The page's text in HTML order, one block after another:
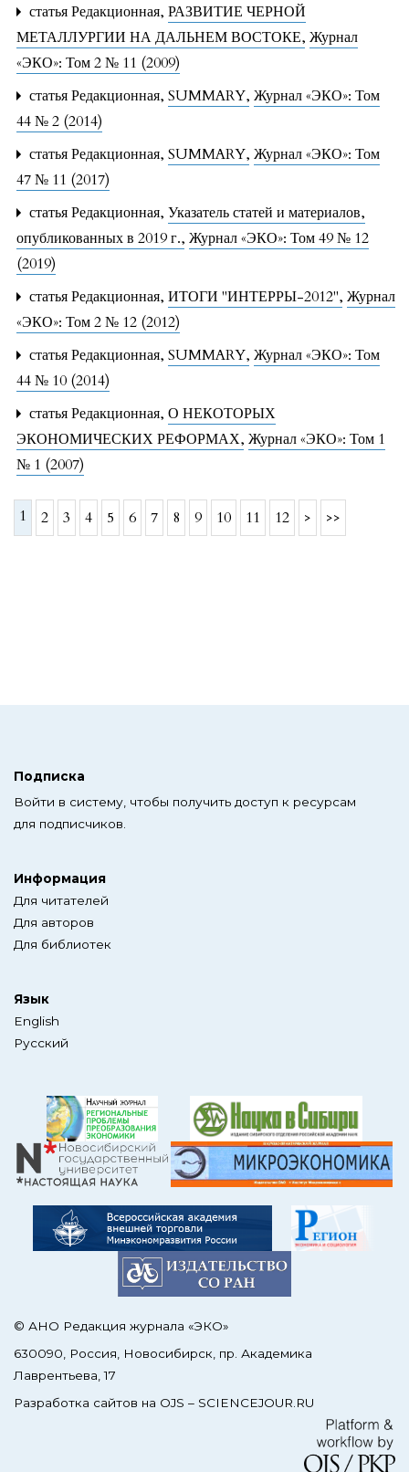
статья Редакционная, РАЗВИТИЕ ЧЕРНОЙ
МЕТАЛЛУРГИИ НА ДАЛЬНЕМ ВОСТОКЕ, Журнал
«ЭКО»: Том 2 № 11 (2009)
статья Редакционная, SUMMARY, Журнал «ЭКО»: Том
44 № 2 (2014)
статья Редакционная, SUMMARY, Журнал «ЭКО»: Том
47 № 11 (2017)
статья Редакционная, Указатель статей и материалов,
опубликованных в 2019 г., Журнал «ЭКО»: Том 49 № 12
(2019)
статья Редакционная, ИТОГИ "ИНТЕРРЫ-2012", Журнал
«ЭКО»: Том 2 № 12 (2012)
статья Редакционная, SUMMARY, Журнал «ЭКО»: Том
44 № 10 (2014)
статья Редакционная, О НЕКОТОРЫХ
ЭКОНОМИЧЕСКИХ РЕФОРМАХ, Журнал «ЭКО»: Том 1
№ 1 (2007)
1 2 3 4 5 6 7 8 9 10 11 12 > >>
Подписка
Войти в систему, чтобы получить доступ к ресурсам
для подписчиков.
Информация
Для читателей
Для авторов
Для библиотек
Язык
English
Русский
© АНО Редакция журнала «ЭКО»
630090, Россия, Новосибирск, пр. Академика
Лаврентьева, 17
Разработка сайтов на OJS – SCIENCEJOUR.RU